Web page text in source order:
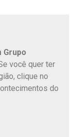
Grupo
você quer ter
clique no
do